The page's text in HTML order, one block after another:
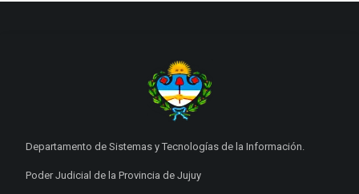
Departamento de Sistemas y Tecnologías de la Información.
Poder Judicial de la Provincia de Jujuy